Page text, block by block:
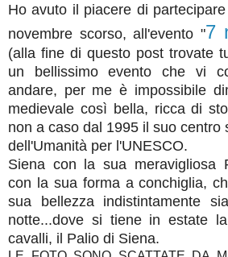
Ho avuto il piacere di
novembre scorso, all'evento "7
(alla fine di questo post trovate
un bellissimo evento che vi
andare, per me è impossibile
medievale così bella, ricca di
non a caso dal 1995 il suo centro
dell'Umanità per l'UNESCO.
Siena con la sua meravigliosa
con la sua forma a conchiglia,
sua bellezza indistintamente
notte...dove si tiene in estate
cavalli, il Palio di Siena.